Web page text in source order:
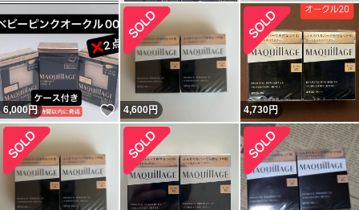
6,000円 いいね！
4,600円 4,730円